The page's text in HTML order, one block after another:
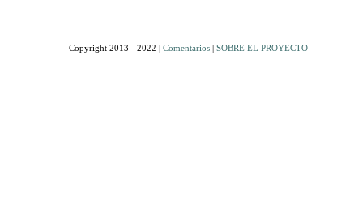
Copyright 2013 - 2022 |Comentarios |SOBRE EL PROYECTO